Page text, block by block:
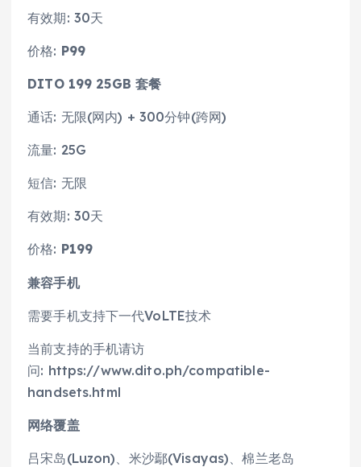
有效期: 30天
价格: P99
DITO 199 25GB 套餐
通话: 无限(网内) + 300分钟(跨网)
流量: 25G
短信: 无限
有效期: 30天
价格: P199
兼容手机
需要手机支持下一代VoLTE技术
当前支持的手机请访
问: https://www.dito.ph/compatible-
handsets.html
网络覆盖
吕宋岛(Luzon)、米沙鄢(Visayas)、棉兰老岛